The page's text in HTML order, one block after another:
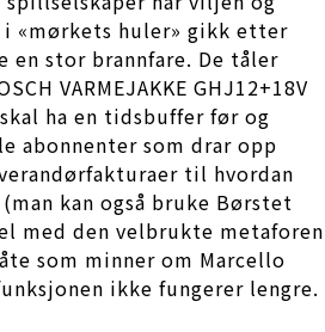
i «mørkets huler» gikk etter
en stor brannfare. De tåler
VARMEJAKKE GHJ12+18V
ha en tidsbuffer før og
abonnenter som drar opp
til hvordan
kan også bruke Børstet
med den velbrukte metaforen
som minner om Marcello
ikke fungerer lengre.